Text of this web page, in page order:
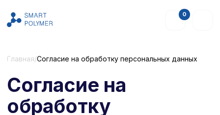
Согласие на
обработку
персональных
данных